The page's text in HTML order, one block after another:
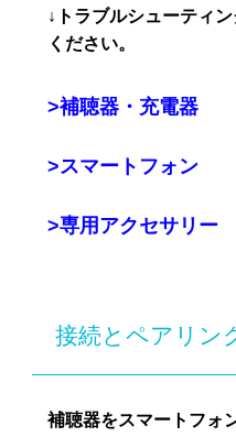
↓トラブルシューティ
ください。
>補聴器・充電器
>スマートフォン
>専用アクセサリー
接続とペアリン
補聴器をスマートフォ